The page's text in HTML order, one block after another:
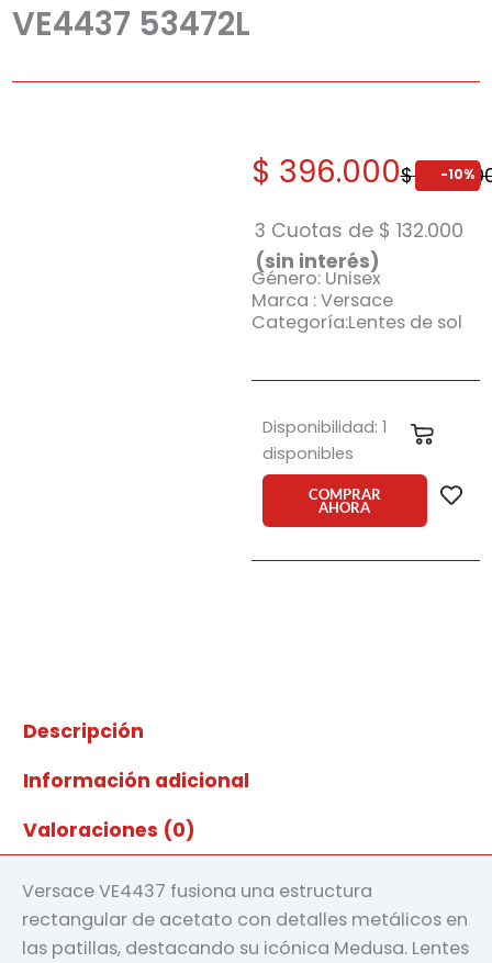
VE4437 53472L
$
El
precio
original
era:
$ 440.000.
$ 396.000
El
precio
actual
es:
$ 396.000.
-10%
3 Cuotas de $ 132.000
(sin interés)
Género: Unisex
Marca : Versace
Categoría:Lentes de sol
Disponibilidad: 1
disponibles
Anteojo
de
Versace
VE4437
53472L
cantidad
COMPRAR
AHORA
Descripción
Información adicional
Valoraciones (0)
Versace VE4437 fusiona una estructura
rectangular de acetato con detalles metálicos en
las patillas, destacando su icónica Medusa. Lentes